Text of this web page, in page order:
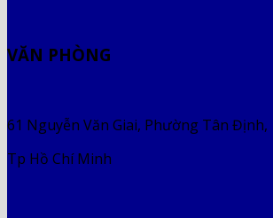
VĂN PHÒNG
61 Nguyễn Văn Giai, Phường Tân Định,
Tp Hồ Chí Minh